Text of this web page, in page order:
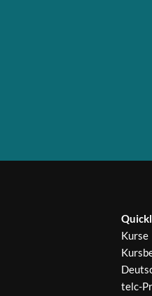
Kurse
telc-